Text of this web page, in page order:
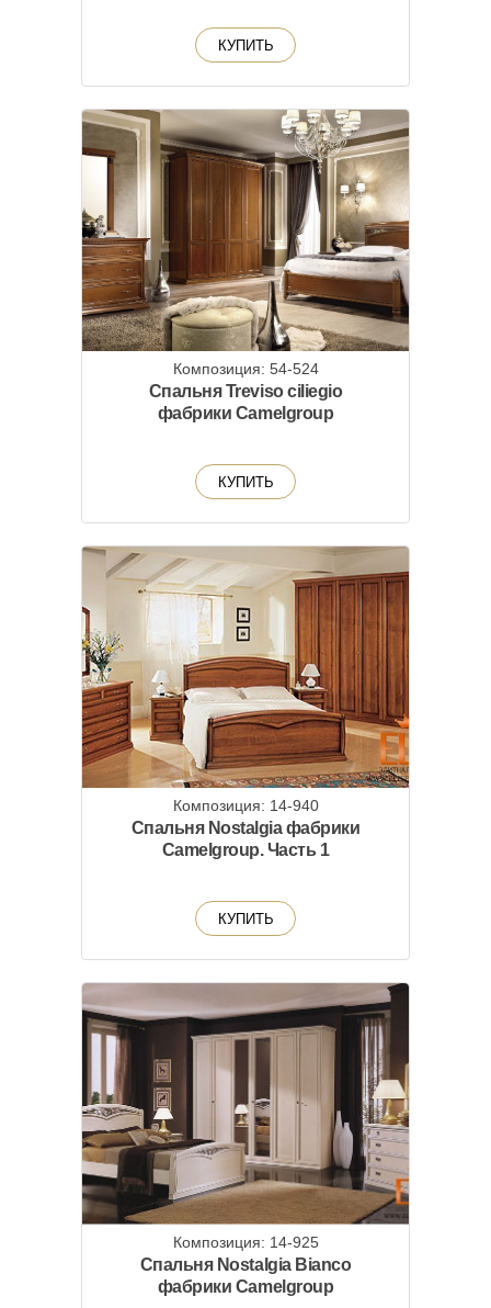
КУПИТЬ
Композиция: 54-524
Спальня Treviso ciliegio
фабрики Camelgroup
КУПИТЬ
Композиция: 14-940
Спальня Nostalgia фабрики
Camelgroup. Часть 1
КУПИТЬ
Композиция: 14-925
Спальня Nostalgia Bianco
фабрики Camelgroup